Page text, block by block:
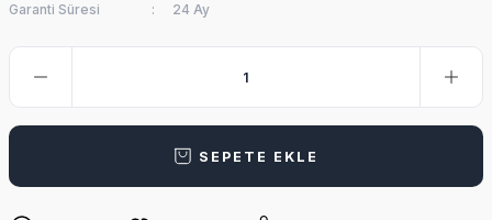
Garanti Süresi
24 Ay
SEPETE EKLE